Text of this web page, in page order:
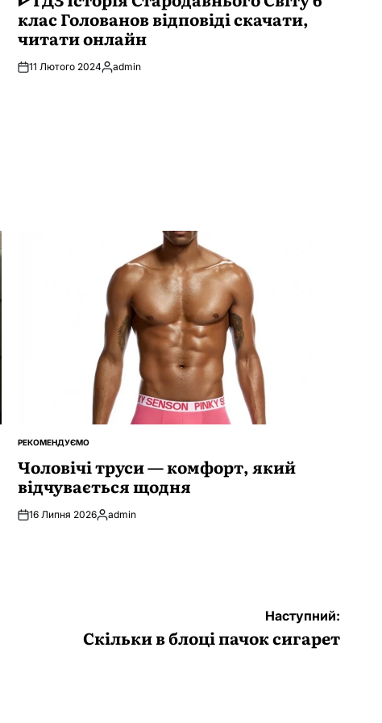
клас Голованов відповіді скачати,
читати онлайн
11 Лютого 2024Опубліковано
admin
ОПУБЛІКУВАТИ
РЕКОМЕНДУЄМО
Чоловічі труси — комфорт, який
відчувається щодня
16 Липня 2026Опубліковано
admin
Наступний:
Скільки в блоці пачок сигарет